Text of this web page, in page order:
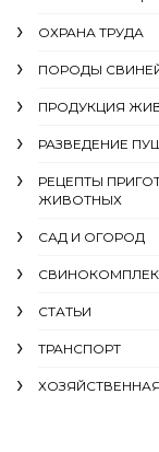
ОХРАНА ТРУДА
ПОРОДЫ
ПРОДУКЦИЯ
РАЗВЕДЕНИЕ
РЕЦЕПТЫ
ЖИВОТНЫХ
САД И ОГОРОД
СТАТЬИ
ТРАНСПОРТ